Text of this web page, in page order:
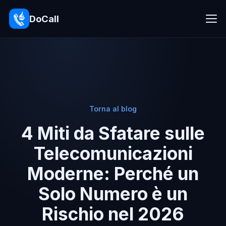
DoCall
Torna al blog
4 Miti da Sfatare sulle
Telecomunicazioni
Moderne: Perché un
Solo Numero è un
Rischio nel 2026